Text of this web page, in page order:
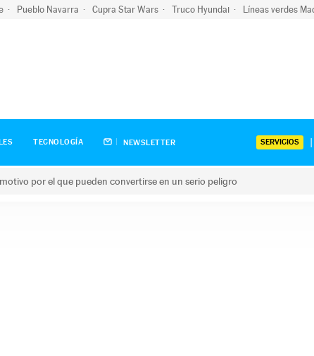
Pueblo Navarra Cupra Star Wars Truco Hyundai Líneas verdes
TECNOLOGÍA NEWSLETTER SERVICIOS
por el que pueden convertirse en un serio peligro